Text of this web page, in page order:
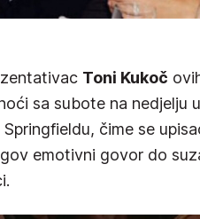
Toni Kukoč
sa subote na nedjelju
čime se
emotivni govor do